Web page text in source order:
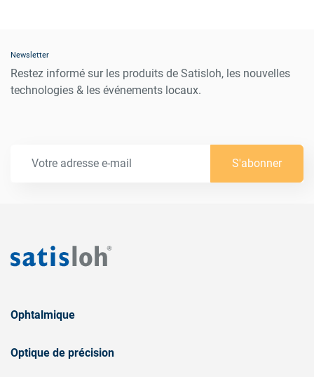
Newsletter
Restez informé sur les produits de Satisloh, les nouvelles
technologies & les événements locaux.
S'abonner
Ophtalmique
Optique de précision